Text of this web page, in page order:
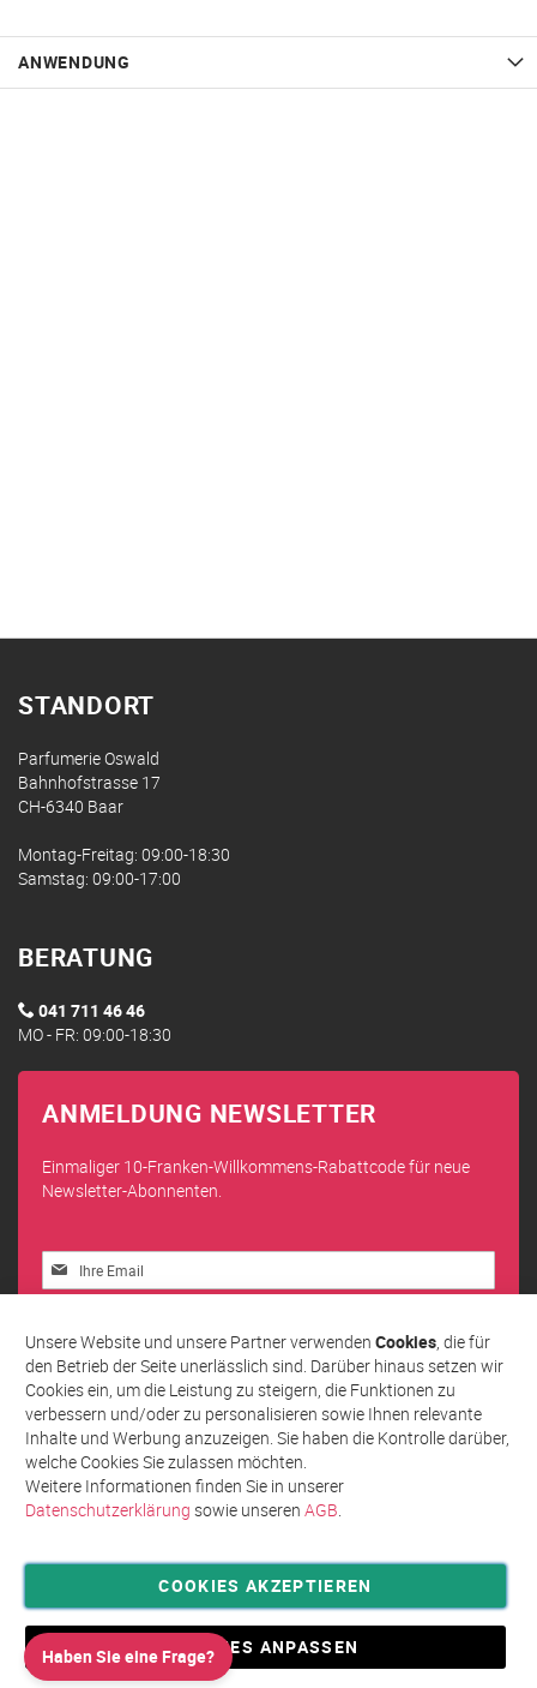
ANWENDUNG
STANDORT
Parfumerie Oswald
Bahnhofstrasse 17
CH-6340 Baar
Montag-Freitag: 09:00-18:30
Samstag: 09:00-17:00
BERATUNG
041 711 46 46
MO - FR: 09:00-18:30
ANMELDUNG NEWSLETTER
Einmaliger 10-Franken-Willkommens-Rabattcode für neue
Newsletter-Abonnenten.
Melden
Sie
unseren
Newsletter
an:
Abonnieren
Privatsphäre und Datenschutz
Allgemeine Geschäftsbedingungen AGB
Impressum
Haben Sie eine Frage?
Unsere Website und unsere Partner verwenden Cookies, die für
den Betrieb der Seite unerlässlich sind. Darüber hinaus setzen wir
Cookies ein, um die Leistung zu steigern, die Funktionen zu
verbessern und/oder zu personalisieren sowie Ihnen relevante
Inhalte und Werbung anzuzeigen. Sie haben die Kontrolle darüber,
welche Cookies Sie zulassen möchten.
Weitere Informationen finden Sie in unserer
Datenschutzerklärung sowie unseren AGB.
COOKIES AKZEPTIEREN
COOKIES ANPASSEN